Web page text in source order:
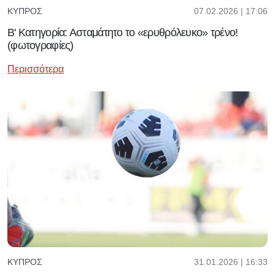
ΚΎΠΡΟΣ 07.02.2026 | 17:06
Β' Κατηγορία: Ασταμάτητο το «ερυθρόλευκο» τρένο!
(φωτογραφίες)
Περισσότερα
ΚΎΠΡΟΣ 31.01.2026 | 16:33